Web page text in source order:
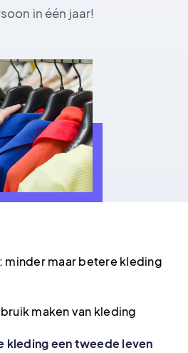
in één jaar!
minder maar betere kleding
maken van kleding
kleding een tweede leven